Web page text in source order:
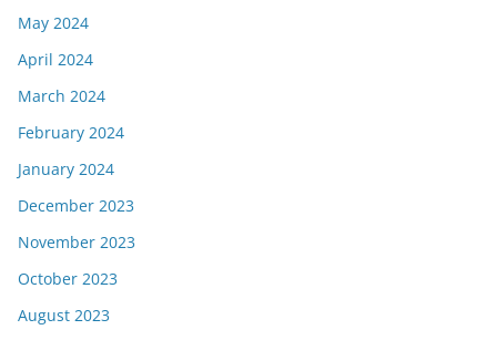
May 2024
April 2024
March 2024
February 2024
January 2024
December 2023
November 2023
October 2023
August 2023